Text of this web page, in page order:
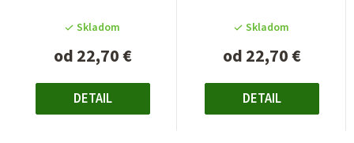
Skladom
od22,70 €Jednotková
DETAIL
Skladom
od22,70 €Jednotková
DETAIL